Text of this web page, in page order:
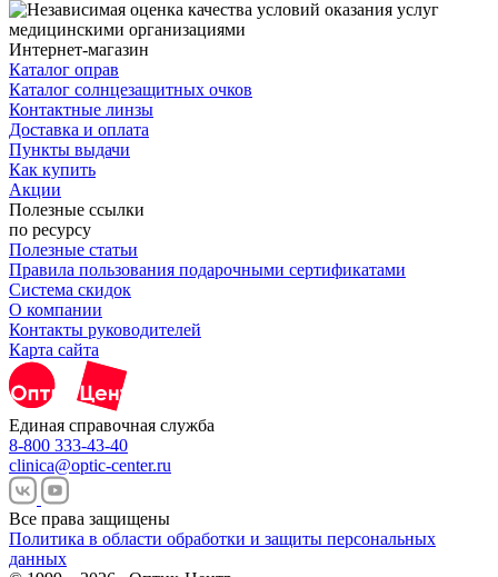
Интернет-магазин
Каталог оправ
Каталог солнцезащитных очков
Контактные линзы
Доставка и оплата
Пункты выдачи
Как купить
Акции
Полезные ссылки
по ресурсу
Полезные статьи
Правила пользования подарочными сертификатами
Система скидок
О компании
Контакты руководителей
Карта сайта
Единая справочная служба
8-800 333-43-40
clinica@optic-center.ru
Все права защищены
Политика в области обработки и защиты персональных
данных